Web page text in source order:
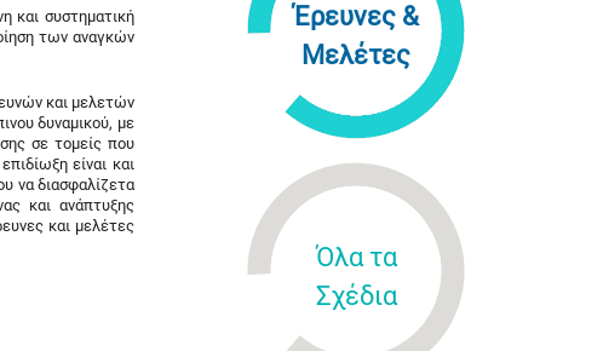
και συστηματική
των αναγκών
και μελετών
δυναμικού, με
σε τομείς που
είναι και
να διασφαλίζετα
και ανάπτυξης
και μελέτες
Έρευνες &
Μελέτες
Όλα τα
Σχέδια